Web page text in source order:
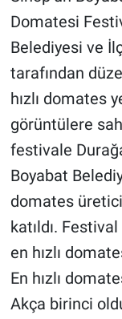
Domatesi
Belediyesi ve
tarafından
hızlı domates
görüntülere
festivale
Boyabat
domates
katıldı.
en hızlı
En hızlı
Akça birinci
Bilim ve